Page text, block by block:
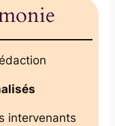
intervenants